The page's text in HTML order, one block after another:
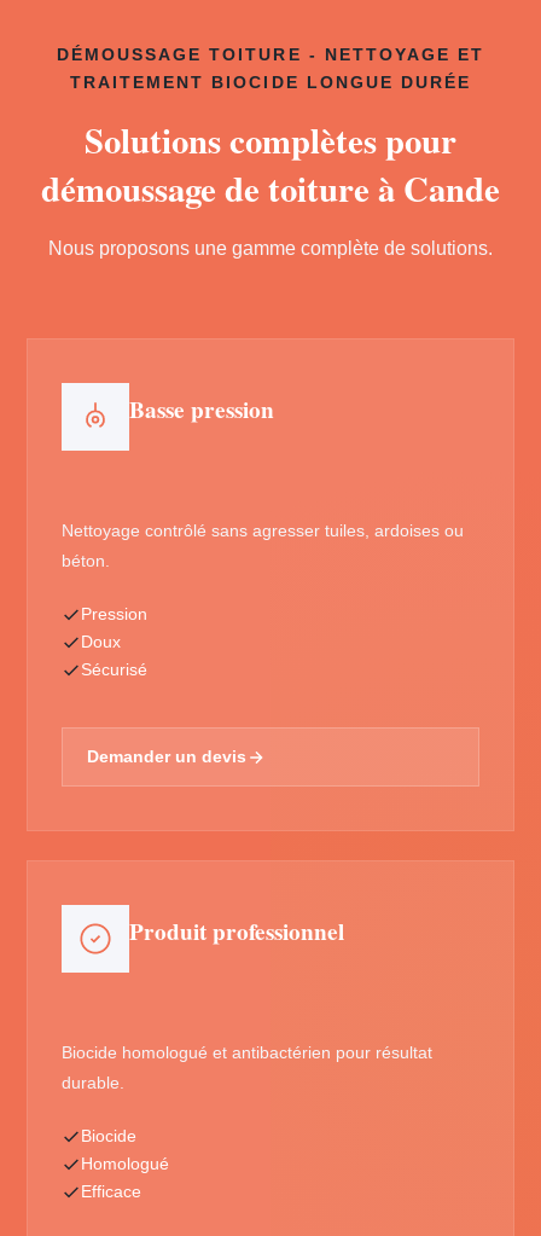
DÉMOUSSAGE TOITURE - NETTOYAGE ET
TRAITEMENT BIOCIDE LONGUE DURÉE
Solutions complètes pour
démoussage de toiture à Cande
Nous proposons une gamme complète de solutions.
Basse pression
Nettoyage contrôlé sans agresser tuiles, ardoises ou
béton.
Pression
Doux
Sécurisé
Demander un devis
Produit professionnel
Biocide homologué et antibactérien pour résultat
durable.
Biocide
Homologué
Efficace